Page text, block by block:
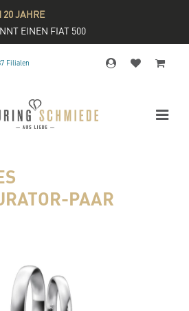
20 JAHRE
EINEN FIAT 500
Filialen
PAAR